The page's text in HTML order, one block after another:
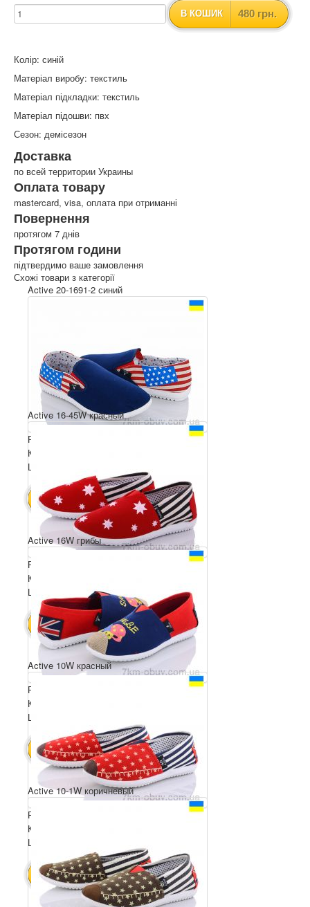
В КОШИК 480 грн.
Колір: синій
Матеріал виробу: текстиль
Матеріал підкладки: текстиль
Матеріал підошви: пвх
Сезон: демісезон
Доставка
по всей территории Украины
Оплата товару
mastercard, visa, оплата при отриманні
Повернення
протягом 7 днів
Протягом години
підтвердимо ваше замовлення
Схожі товари з категорії
Active 20-1691-2 синий
Розмірний ряд: 36-41
Комплектація ящика: 8
Ціна за пару: 60 грн.
В КОШИК 480 грн.
Active 16-45W красный
Розмірний ряд: 36-41
Комплектація ящика: 8
Ціна за пару: 60 грн.
В КОШИК 480 грн.
Active 16W грибы
Розмірний ряд: 36-41
Комплектація ящика: 8
Ціна за пару: 60 грн.
В КОШИК 480 грн.
Active 10W красный
Розмірний ряд: 36-40
Комплектація ящика: 8
Ціна за пару: 60 грн.
В КОШИК 480 грн.
Active 10-1W коричневый